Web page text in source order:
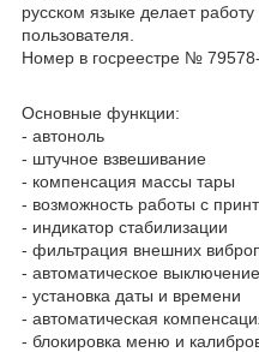
русском языке делает
пользователя.
Номер в госреестре №
Основные функции:
- автоноль
- штучное взвешивание
- компенсация массы тары
- возможность работы с
- индикатор стабилизации
- фильтрация внешних
- автоматическое выключение
- установка даты и времени
- автоматическая
- блокировка меню и